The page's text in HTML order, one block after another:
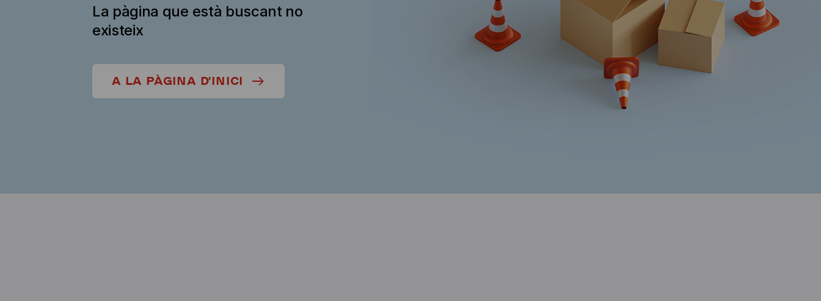
La pàgina que està buscant no
existeix
A LA PÀGINA D'INICI